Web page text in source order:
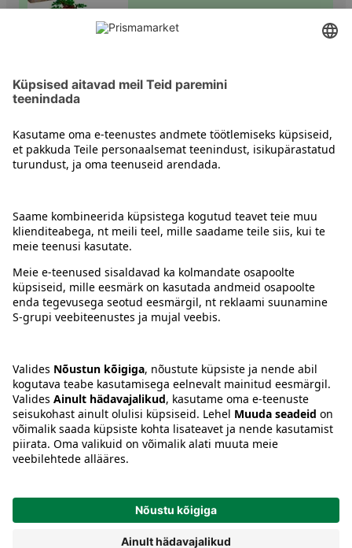
Muud ehituskomplektid
Juhised
Tingimused
Keel:ETENRU